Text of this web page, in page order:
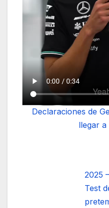
Declaraciones de
llegar a
2025
Test